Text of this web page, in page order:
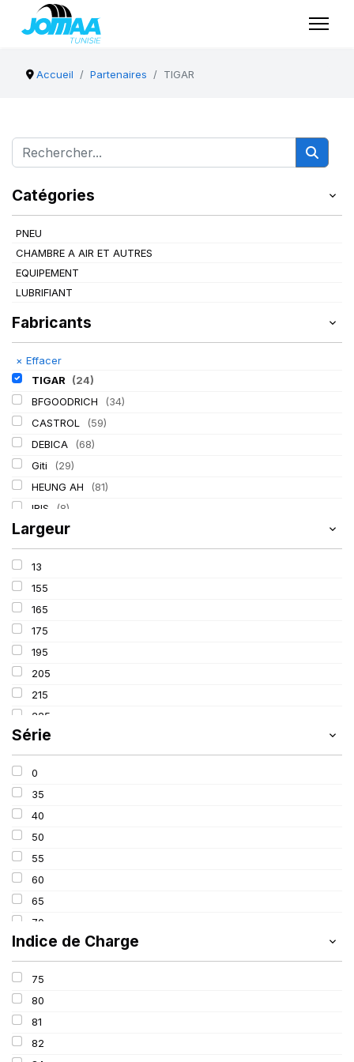
Accueil Partenaires TIGAR
Catégories
PNEU
CHAMBRE A AIR ET AUTRES
EQUIPEMENT
LUBRIFIANT
Fabricants
× Effacer
TIGAR
(24)
BFGOODRICH
(34)
CASTROL
(59)
DEBICA
(68)
Giti
(29)
HEUNG AH
(81)
IRIS
(8)
ITALMATIC
KLEBER (116)
LASSA
LING LONG
MICHELIN
MITAS
Mondolfo ferro
PIRELLI
PROMETEON
SIOC
Largeur
13
155
165
175
195
205
215
225
235
245
315
Série
0
35
40
50
55
60
65
70
75
80
90
650
Indice de Charge
75
80
81
82